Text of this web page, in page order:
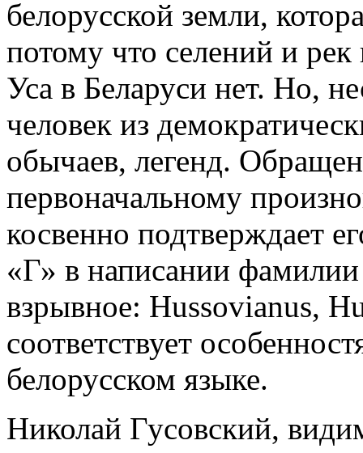
белорусской земли,
потому что селений и
Уса в Беларуси нет. Но,
человек из
обычаев, легенд.
первоначальному
косвенно подтверждает
«Г» в написании
взрывное: Hussovianus,
соответствует
белорусском языке.
Николай Гусовский,